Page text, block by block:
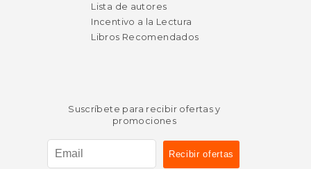
Lista de autores
Incentivo a la Lectura
Libros Recomendados
Suscríbete para recibir ofertas y
promociones